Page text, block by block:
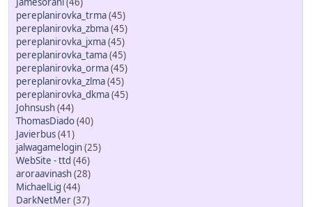
pereplanirovka_trma(45)
pereplanirovka_zbma(45)
pereplanirovka_jxma(45)
pereplanirovka_tama(45)
pereplanirovka_orma(45)
pereplanirovka_zlma(45)
pereplanirovka_dkma(45)
Johnsush(44)
ThomasDiado(40)
Javierbus(41)
jalwagamelogin(25)
WebSite - ttd (46)
aroraavinash(28)
MichaelLig (44)
DarkNetMer(37)